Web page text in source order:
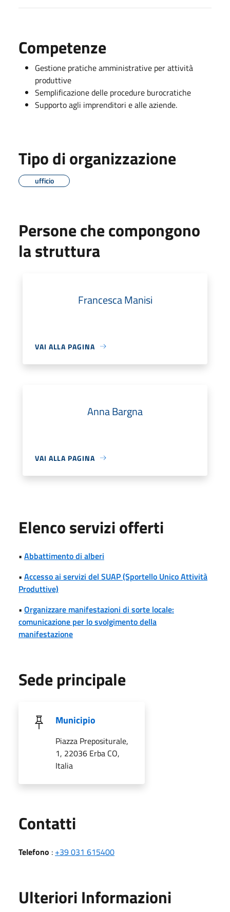
Competenze
Gestione pratiche amministrative per attività
produttive
Semplificazione delle procedure burocratiche
Supporto agli imprenditori e alle aziende.
Tipo di organizzazione
ufficio
Persone che compongono
la struttura
Francesca Manisi
VAI ALLA PAGINA
Anna Bargna
VAI ALLA PAGINA
Elenco servizi offerti
• Abbattimento di alberi
• Accesso ai servizi del SUAP (Sportello Unico Attività
Produttive)
• Organizzare manifestazioni di sorte locale:
comunicazione per lo svolgimento della
manifestazione
Sede principale
Municipio
Piazza Prepositurale,
1, 22036 Erba CO,
Italia
Contatti
Telefono : +39 031 615400
Ulteriori Informazioni